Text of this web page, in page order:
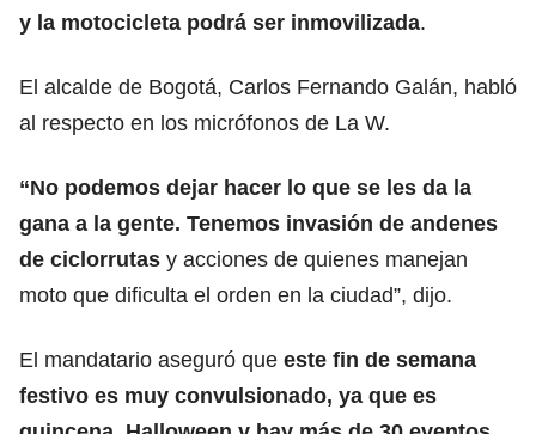
y la motocicleta podrá ser inmovilizada.
El alcalde de Bogotá, Carlos Fernando Galán, habló
al respecto en los micrófonos de La W.
“No podemos dejar hacer lo que se les da la
gana a la gente. Tenemos invasión de andenes
de ciclorrutas y acciones de quienes manejan
moto que dificulta el orden en la ciudad”, dijo.
El mandatario aseguró que este fin de semana
festivo es muy convulsionado, ya que es